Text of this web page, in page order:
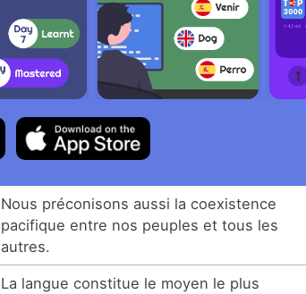
Nous préconisons aussi la coexistence
pacifique entre nos peuples et tous les
autres.
La langue constitue le moyen le plus